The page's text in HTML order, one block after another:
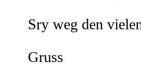
Sry weg den
Gruss